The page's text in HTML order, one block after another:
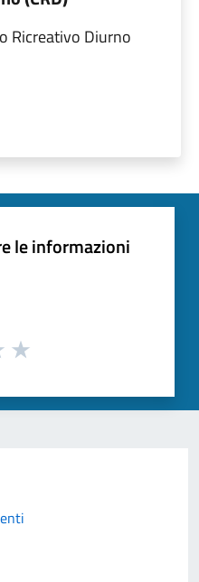
Ricreativo Diurno
le informazioni